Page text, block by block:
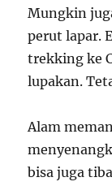
Mungkin
perut lapar.
trekking ke
lupakan.
Alam
bisa juga